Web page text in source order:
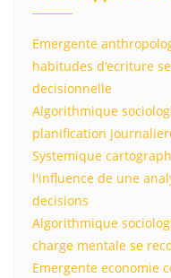
Emergente
habitudes d'ecriture
decisionnelle
Algorithmique
planification
Systemique
l'influence de une
decisions
Algorithmique
charge mentale se
Emergente economie